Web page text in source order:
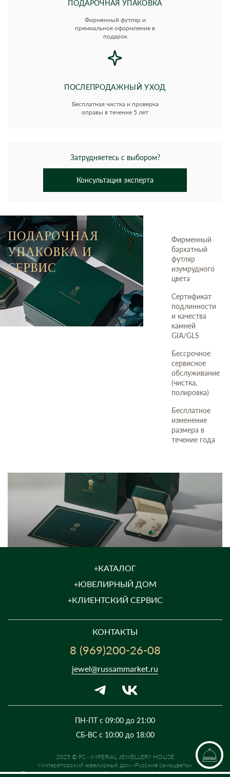
ПОДАРОЧНАЯ УПАКОВКА
Фирменный футляр и
премиальное оформление в
подарок
ПОСЛЕПРОДАЖНЫЙ УХОД
Бесплатная чистка и проверка
оправы в течение 5 лет
Затрудняетесь с выбором?
Консультация эксперта
ПОДАРОЧНАЯ
УПАКОВКА И
СЕРВИС
Фирменный
бархатный
футляр
изумрудного
цвета
Сертификат
подлинности
и качества
камней
GIA/GLS
Бессрочное
сервисное
обслуживание
(чистка,
полировка)
Бесплатное
изменение
размера в
течение года
КАТАЛОГ
ЮВЕЛИРНЫЙ ДОМ
КЛИЕНТСКИЙ СЕРВИС
КОНТАКТЫ
8 (969)200-26-08
ПН-ПТ с 09:00 до 21:00
СБ-ВС с 10:00 до 18:00
jewel@russammarket.ru
2025 © RS - IMPERIAL JEWELLERY HOUSE
Императорский ювелирный дом «Русские самоцветы»
Предложение не является публичной офертой. Цены на сайте и в